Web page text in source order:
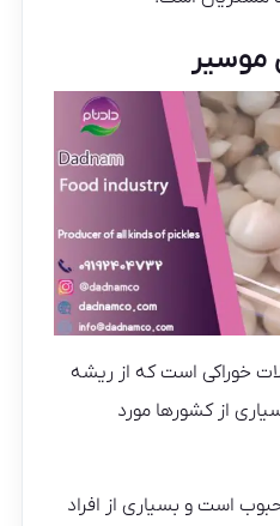
خوراکی است که از ریشه
از کشورها مورد
است و بسیاری از افراد